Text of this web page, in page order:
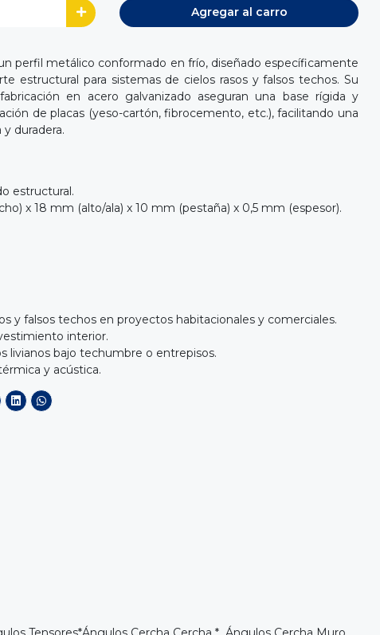
Agregar al carro
perfil metálico conformado en frío, diseñado específicamente
estructural para sistemas de cielos rasos y falsos techos. Su
en acero galvanizado aseguran una base rígida y
de placas (yeso-cartón, fibrocemento, etc.), facilitando una
y duradera.
estructural.
x 18 mm (alto/ala) x 10 mm (pestaña) x 0,5 mm (espesor).
y falsos techos en proyectos habitacionales y comerciales.
interior.
livianos bajo techumbre o entrepisos.
y acústica.